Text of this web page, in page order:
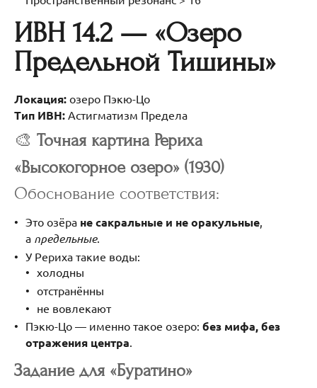
ИВН 14.2 — «Озеро
Предельной Тишины»
Локация: озеро Пэкю-Цо
Тип ИВН: Астигматизм Предела
🎨 Точная картина Рериха
«Высокогорное озеро» (1930)
Обоснование соответствия:
Это озёра не сакральные и не оракульные,
а предельные.
У Рериха такие воды:
холодны
отстранённы
не вовлекают
Пэкю-Цо — именно такое озеро: без мифа, без
отражения центра
Задание для «Буратино»